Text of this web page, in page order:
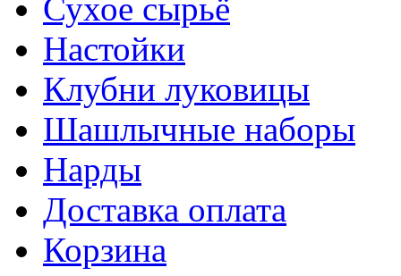
Сухое сырьё
Настойки
Клубни луковицы
Шашлычные наборы
Нарды
Доставка оплата
Корзина